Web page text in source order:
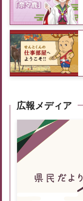
広報メディア